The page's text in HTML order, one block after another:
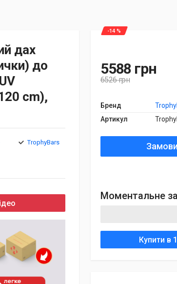
дах
до
cm),
TrophyBars
-14 %
5588 грн
6526 грн
Бренд
Артикул
Моментальне
Купити в